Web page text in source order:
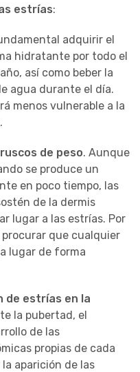
estrías:
adquirir el
hidratante por todo el
así como beber la
agua durante el día.
menos vulnerable a la
.
de peso. Aunque
se produce un
en poco tiempo, las
de la dermis
lugar a las estrías. Por
que cualquier
lugar de forma
de estrías en la
la pubertad, el
de las
propias de cada
aparición de las